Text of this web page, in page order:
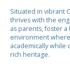
Situated in vibrant
thrives with the
as parents, foster
environment
academically while
rich heritage.